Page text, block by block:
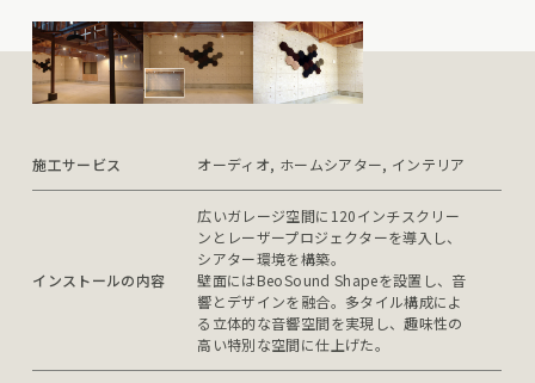
施工サービス オーディオ, ホームシアター, インテリア
インストールの内容
広いガレージ空間に120インチスクリー
ンとレーザープロジェクターを導入し、
シアター環境を構築。
壁面にはBeoSound Shapeを設置し、音
響とデザインを融合。多タイル構成によ
る立体的な音響空間を実現し、趣味性の
高い特別な空間に仕上げた。